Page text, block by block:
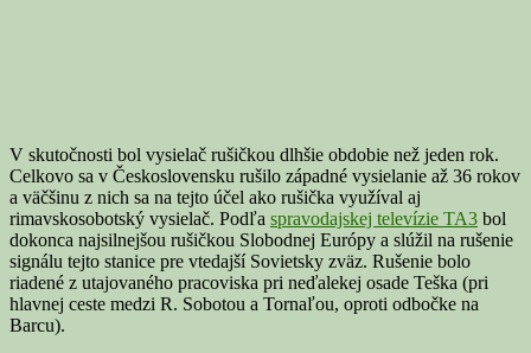
V skutočnosti bol vysielač rušičkou dlhšie obdobie než jeden rok.
Celkovo sa v Československu rušilo západné vysielanie až 36 rokov
a väčšinu z nich sa na tejto účel ako rušička využíval aj
rimavskosobotský vysielač. Podľa spravodajskej televízie TA3 bol
dokonca najsilnejšou rušičkou Slobodnej Európy a slúžil na rušenie
signálu tejto stanice pre vtedajší Sovietsky zväz. Rušenie bolo
riadené z utajovaného pracoviska pri neďalekej osade Teška (pri
hlavnej ceste medzi R. Sobotou a Tornaľou, oproti odbočke na
Barcu).